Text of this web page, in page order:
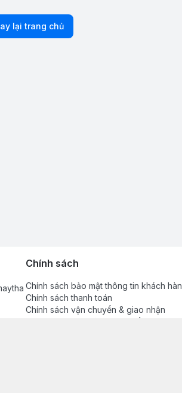
lại trang chủ
Chính sách
Chính sách bảo mật thông tin khách
Chính sách thanh toán
Chính sách vận chuyển & giao nhận
Chính sách bảo hành sản phẩm